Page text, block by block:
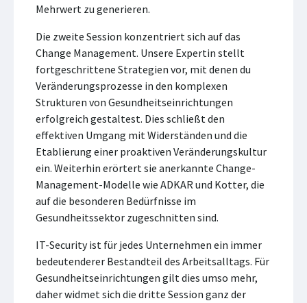
Mehrwert zu generieren.
Die zweite Session konzentriert sich auf das
Change Management. Unsere Expertin stellt
fortgeschrittene Strategien vor, mit denen du
Veränderungsprozesse in den komplexen
Strukturen von Gesundheitseinrichtungen
erfolgreich gestaltest. Dies schließt den
effektiven Umgang mit Widerständen und die
Etablierung einer proaktiven Veränderungskultur
ein. Weiterhin erörtert sie anerkannte Change-
Management-Modelle wie ADKAR und Kotter, die
auf die besonderen Bedürfnisse im
Gesundheitssektor zugeschnitten sind.
IT-Security ist für jedes Unternehmen ein immer
bedeutenderer Bestandteil des Arbeitsalltags. Für
Gesundheitseinrichtungen gilt dies umso mehr,
daher widmet sich die dritte Session ganz der